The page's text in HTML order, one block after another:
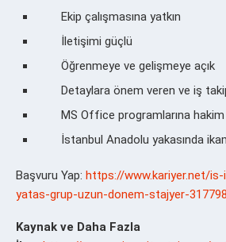
Ekip çalışmasına yatkın
İletişimi güçlü
Öğrenmeye ve gelişmeye açık
Detaylara önem veren ve iş
MS Office programlarına
İstanbul Anadolu yakasında
Başvuru Yap: https://www.kariyer.net/
yatas-grup-uzun-donem-stajyer-
Kaynak ve Daha Fazla